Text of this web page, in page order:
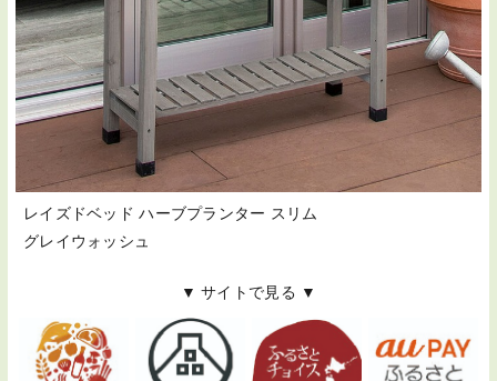
レイズドベッド ハーブプランター スリム
グレイウォッシュ
▼ サイトで見る ▼